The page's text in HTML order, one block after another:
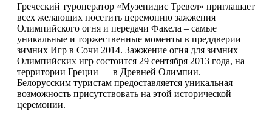
Греческий туроператор «Музенидис Тревел» приглашает
всех желающих посетить церемонию зажжения
Олимпийского огня и передачи Факела – самые
уникальные и торжественные моменты в преддверии
зимних Игр в Сочи 2014. Зажжение огня для зимних
Олимпийских игр состоится 29 сентября 2013 года, на
территории Греции — в Древней Олимпии.
Белорусским туристам предоставляется уникальная
возможность присутствовать на этой исторической
церемонии.